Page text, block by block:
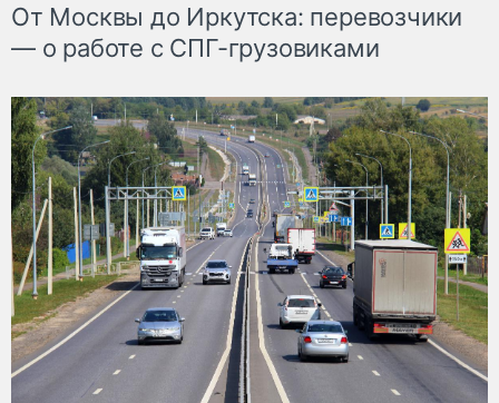
От Москвы до Иркутска: перевозчики
— о работе с СПГ-грузовиками